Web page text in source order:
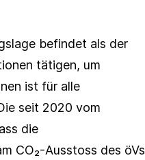
befindet als der
tätigen, um
ist für alle
seit 2020 vom
die
CO₂-Ausstoss des öVs